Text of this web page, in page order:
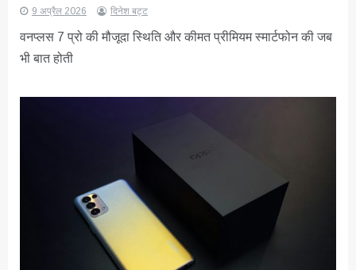
9 अप्रैल 2026 दिनेश बट्ट
वनप्लस 7 प्रो की मौजूदा स्थिति और कीमत प्रीमियम स्मार्टफोन की जब
भी बात होती